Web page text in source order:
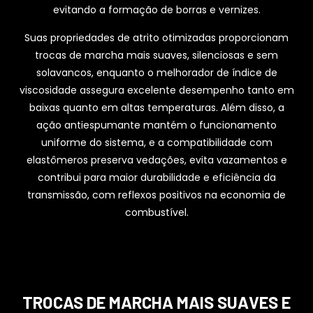
evitando a formação de borras e vernizes.
Suas propriedades de atrito otimizadas proporcionam
trocas de marcha mais suaves, silenciosas e sem
solavancos, enquanto o melhorador de índice de
viscosidade assegura excelente desempenho tanto em
baixas quanto em altas temperaturas. Além disso, a
ação antiespumante mantém o funcionamento
uniforme do sistema, e a compatibilidade com
elastômeros preserva vedações, evita vazamentos e
contribui para maior durabilidade e eficiência da
transmissão, com reflexos positivos na economia de
combustível.
TROCAS DE MARCHA MAIS SUAVES E